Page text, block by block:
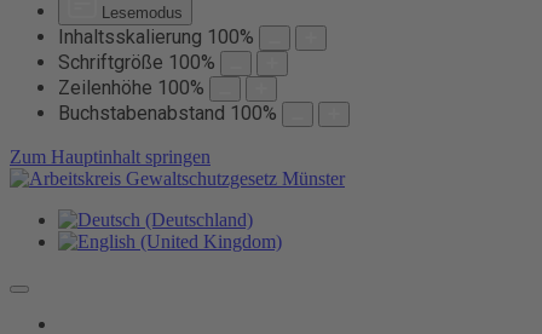
Lesemodus
Inhaltsskalierung 100%
Schriftgröße 100%
Zeilenhöhe 100%
Buchstabenabstand 100%
Zum Hauptinhalt springen